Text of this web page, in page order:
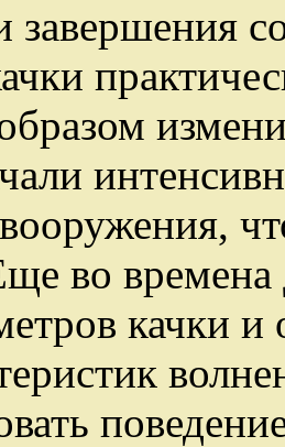
завершения
во
качки